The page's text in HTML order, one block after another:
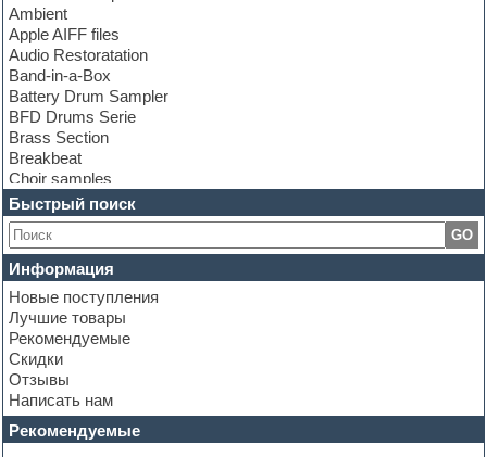
Ambient
Apple AIFF files
Audio Restoratation
Band-in-a-Box
Battery Drum Sampler
BFD Drums Serie
Brass Section
Breakbeat
Choir samples
Chris Hein Samples
Cinematic samples
Club bass
Club leads
Club sounds
Construction kits
Convolution
Cubase
Dance drums
Dance music production tutorials
DAW
Disco samples
DJ Software
Быстрый поиск
GO
Информация
Новые поступления
Лучшие товары
Рекомендуемые
Скидки
Отзывы
Написать нам
Рекомендуемые